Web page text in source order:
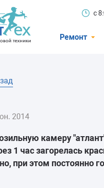
с
Ремонт
2014
камеру
1 час загорелась
при этом постоянно